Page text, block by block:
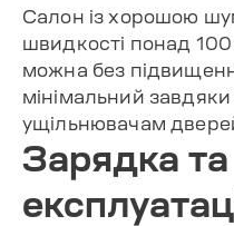
Салон із хорошою
швидкості понад
можна без
мінімальний
ущільнювачам
Зарядка та